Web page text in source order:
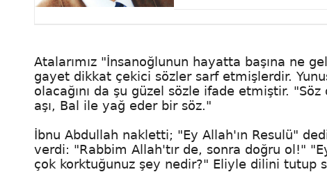
Atalarımız "İnsanoğlunun hayatta başına ne
gayet dikkat çekici sözler sarf etmişlerdir.
olacağını da şu güzel sözle ifade etmiştir.
aşı, Bal ile yağ eder bir söz."
İbnu Abdullah nakletti; "Ey Allah'ın Resulü"
verdi: "Rabbim Allah'tır de, sonra doğru ol!"
çok korktuğunuz şey nedir?" Eliyle dilini tutup